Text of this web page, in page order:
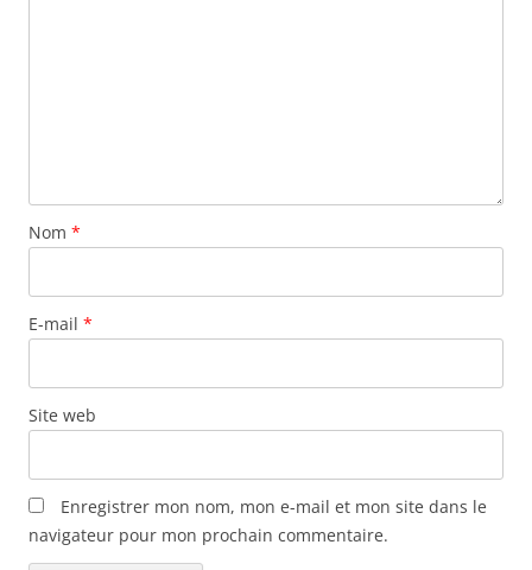
Nom *
E-mail *
Site web
Enregistrer mon nom, mon e-mail et mon site dans le
navigateur pour mon prochain commentaire.